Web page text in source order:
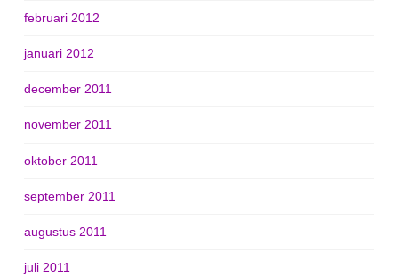
februari 2012
januari 2012
december 2011
november 2011
oktober 2011
september 2011
augustus 2011
juli 2011